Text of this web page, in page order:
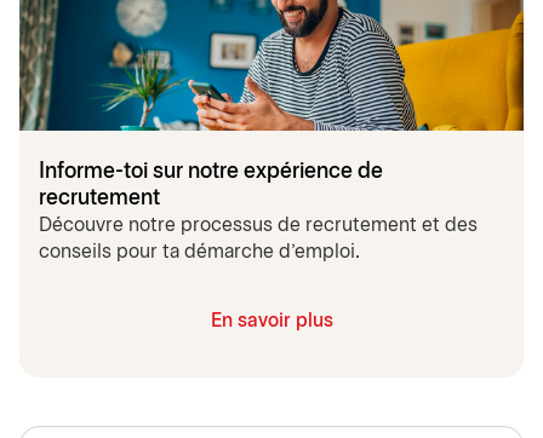
Informe-toi sur notre expérience de
recrutement
Découvre notre processus de recrutement et des
conseils pour ta démarche d'emploi.
En savoir plus